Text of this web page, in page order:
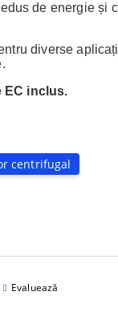
de energie și
diverse
EC inclus.
centrifugal
Evaluează